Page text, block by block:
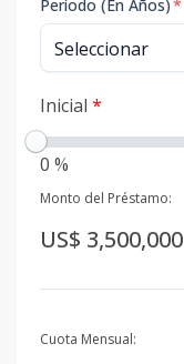
Período (En Años)*
Inicial *
0 %
Monto del Préstamo:
US$ 3,500,000
Cuota Mensual: